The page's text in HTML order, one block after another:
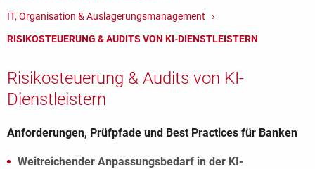
IT, Organisation & Auslagerungsmanagement
RISIKOSTEUERUNG & AUDITS VON KI-DIENSTLEISTERN
Risikosteuerung & Audits von KI-
Dienstleistern
Anforderungen, Prüfpfade und Best Practices für Banken
Weitreichender Anpassungsbedarf in der KI-